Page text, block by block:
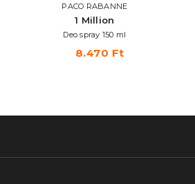
PACO RABANNE
1 Million
Deo spray 150 ml
8.470 Ft